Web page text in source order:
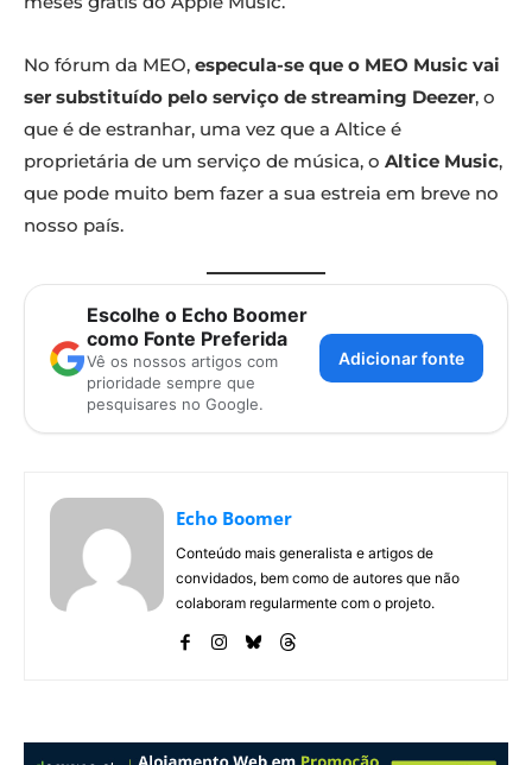
No fórum da MEO, especula-se que o MEO Music vai
ser substituído pelo serviço de streaming Deezer, o
que é de estranhar, uma vez que a Altice é
proprietária de um serviço de música, o Altice Music,
que pode muito bem fazer a sua estreia em breve no
nosso país.
Escolhe o Echo Boomer
como Fonte Preferida
Vê os nossos artigos com
prioridade sempre que
pesquisares no Google.
Adicionar fonte
Echo Boomer
Conteúdo mais generalista e artigos de
convidados, bem como de autores que não
colaboram regularmente com o projeto.